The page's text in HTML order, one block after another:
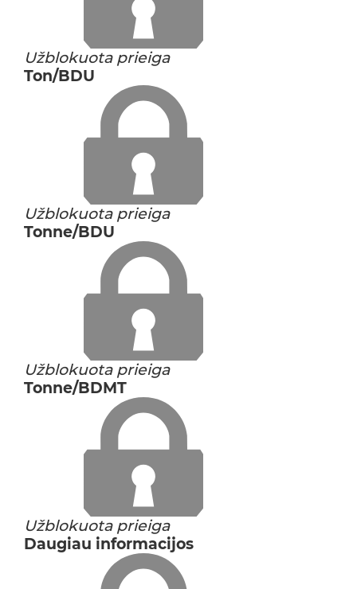
Užblokuota prieiga
Ton/BDU
Užblokuota prieiga
Tonne/BDU
Užblokuota prieiga
Tonne/BDMT
Užblokuota prieiga
Daugiau informacijos